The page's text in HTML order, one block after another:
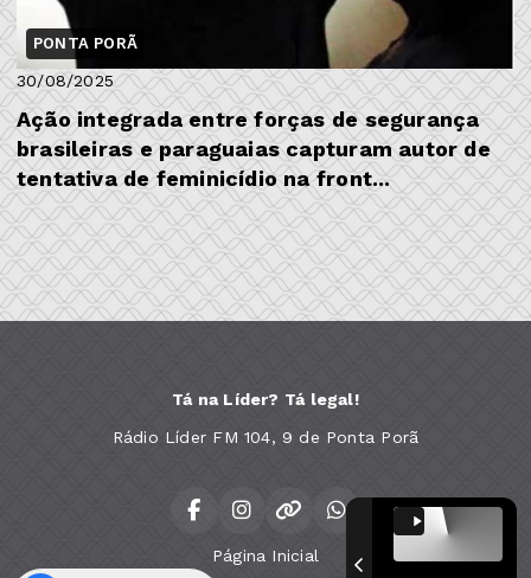
PONTA PORÃ
30/08/2025
Ação integrada entre forças de segurança
brasileiras e paraguaias capturam autor de
tentativa de feminicídio na front...
Tá na Líder? Tá legal!
Rádio Líder FM 104, 9 de Ponta Porã
Página Inicial